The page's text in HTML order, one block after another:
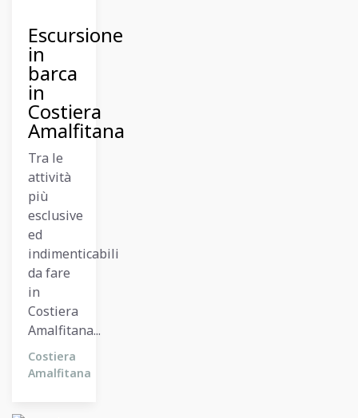
Escursione
in
barca
in
Costiera
Amalfitana
Tra le
attività
più
esclusive
ed
indimenticabili
da fare
in
Costiera
Amalfitana...
Costiera
Amalfitana